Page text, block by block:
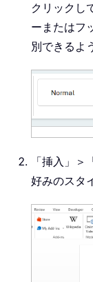
クリックし
ーまたはフ
別できるよ
「挿入」
好みのスタ